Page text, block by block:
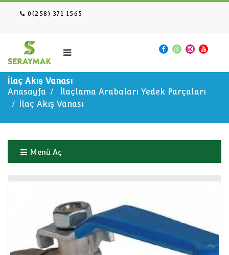
0(258) 371 1565
İlaç Akış Vanası
Anasayfa
İlaçlama Arabaları Yedek Parçaları
İlaç Akış Vanası
Menü Aç
İlaçlama Arabaları Yedek Parçaları
İlaç Akış Vanası